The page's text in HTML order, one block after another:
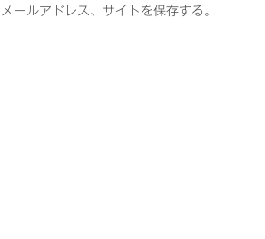
ールアドレス、サイトを保存する。